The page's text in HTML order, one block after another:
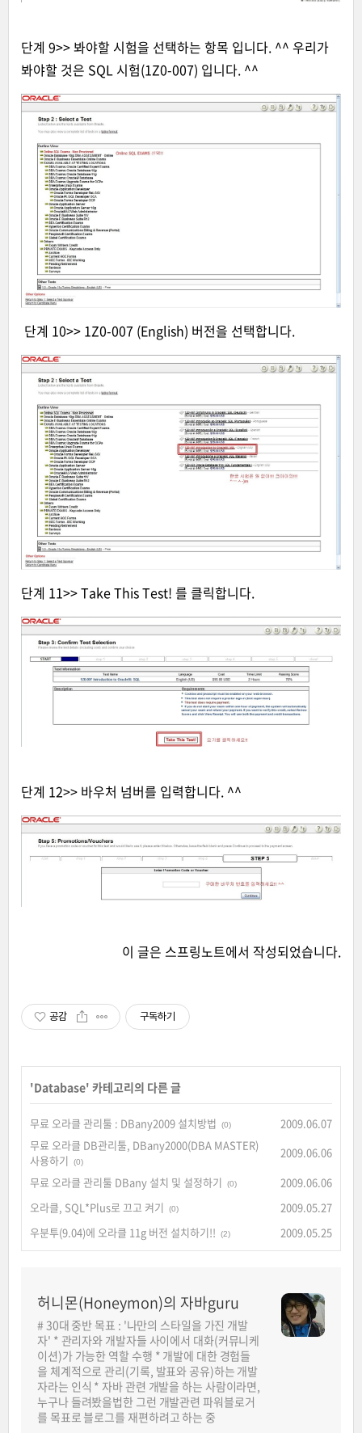
단계 9>> 봐야할 시험을 선택하는 항목 입니다. ^^ 우리가
봐야할 것은 SQL 시험(1Z0-007) 입니다. ^^
단계 10>> 1Z0-007 (English) 버전을 선택합니다.
단계 11>> Take This Test! 를 클릭합니다.
단계 12>> 바우처 넘버를 입력합니다. ^^
이 글은 스프링노트에서 작성되었습니다.
공감 구독하기
'Database' 카테고리의 다른 글
무료 오라클 관리툴 : DBany2009 설치방법 (0)
2009.06.07
무료 오라클 DB관리툴, DBany2000(DBA MASTER)
사용하기
(0)
2009.06.06
무료 오라클 관리툴 DBany 설치 및 설정하기
(0)
2009.06.06
오라클, SQL*Plus로 끄고 켜기
(0)
2009.05.27
우분투(9.04)에 오라클 11g 버전 설치하기!!
(2) 2009.05.25
허니몬(Honeymon)의 자바guru
# 30대 중반 목표 : '나만의 스타일을 가진 개발
자' * 관리자와 개발자들 사이에서 대화(커뮤니케
이션)가 가능한 역할 수행 * 개발에 대한 경험들
을 체계적으로 관리(기록, 발표와 공유)하는 개발
자라는 인식 * 자바 관련 개발을 하는 사람이라면,
누구나 들려봤을법한 그런 개발관련 파워블로거
를 목표로 블로그를 재편하려고 하는 중